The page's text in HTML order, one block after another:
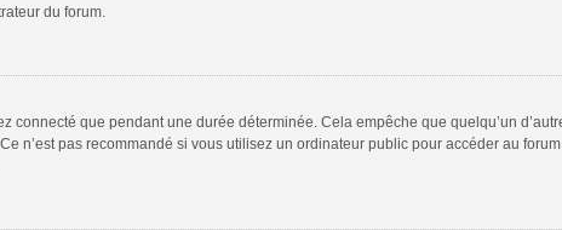
du forum.
connecté que pendant une durée déterminée. Cela empêche que quelqu’un
n’est pas recommandé si vous utilisez un ordinateur public pour accéder au